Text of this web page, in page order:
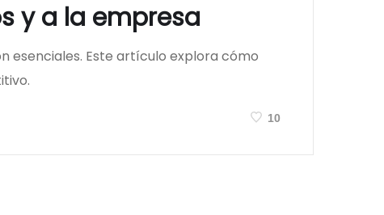
y a la empresa
esenciales. Este artículo explora cómo
10